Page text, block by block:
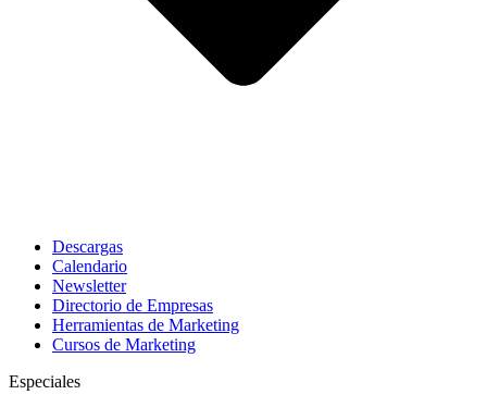
Descargas
Calendario
Newsletter
Directorio de Empresas
Herramientas de Marketing
Cursos de Marketing
Especiales